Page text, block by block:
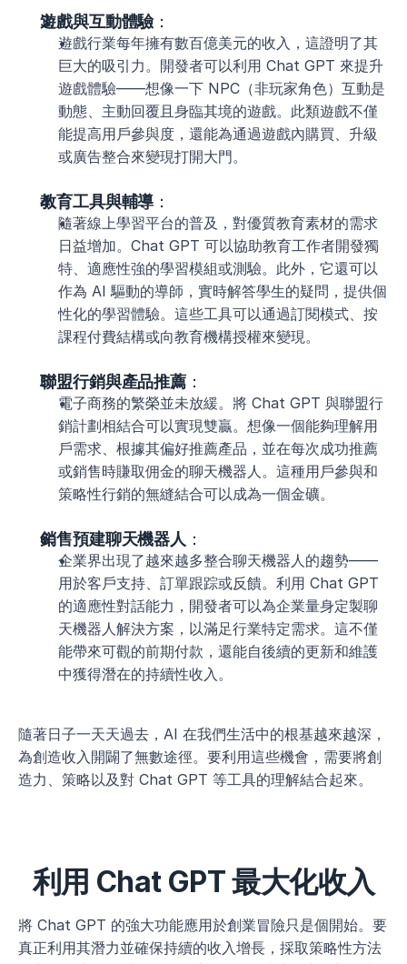
遊戲與互動體驗：
遊戲行業每年擁有數百億美元的收入，這證明了其
巨大的吸引力。開發者可以利用 Chat GPT 來提升
遊戲體驗——想像一下 NPC（非玩家角色）互動是
動態、主動回覆且身臨其境的遊戲。此類遊戲不僅
能提高用戶參與度，還能為通過遊戲內購買、升級
或廣告整合來變現打開大門。
教育工具與輔導 ：
隨著線上學習平台的普及，對優質教育素材的需求
日益增加。Chat GPT 可以協助教育工作者開發獨
特、適應性強的學習模組或測驗。此外，它還可以
作為 AI 驅動的導師，實時解答學生的疑問，提供個
性化的學習體驗。這些工具可以通過訂閱模式、按
課程付費結構或向教育機構授權來變現。
聯盟行銷與產品推薦 ：
電子商務的繁榮並未放緩。將 Chat GPT 與聯盟行
銷計劃相結合可以實現雙贏。想像一個能夠理解用
戶需求、根據其偏好推薦產品，並在每次成功推薦
或銷售時賺取佣金的聊天機器人。這種用戶參與和
策略性行銷的無縫結合可以成為一個金礦。
銷售預建聊天機器人 ：
企業界出現了越來越多整合聊天機器人的趨勢——
用於客戶支持、訂單跟踪或反饋。利用 Chat GPT
的適應性對話能力，開發者可以為企業量身定製聊
天機器人解決方案，以滿足行業特定需求。這不僅
能帶來可觀的前期付款，還能自後續的更新和維護
中獲得潛在的持續性收入。
隨著日子一天天過去，AI 在我們生活中的根基越來越深，
為創造收入開闢了無數途徑。要利用這些機會，需要將創
造力、策略以及對 Chat GPT 等工具的理解結合起來。
利用 Chat GPT 最大化收入
將 Chat GPT 的強大功能應用於創業冒險只是個開始。要
真正利用其潛力並確保持續的收入增長，採取策略性方法